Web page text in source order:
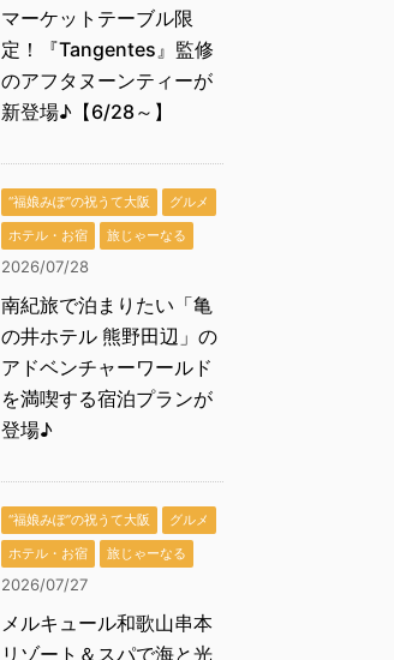
マーケットテーブル限
定！『Tangentes』監修
のアフタヌーンティーが
新登場♪【6/28～】
“福娘みぽ”の祝うて大阪
グルメ
ホテル・お宿
旅じゃーなる
2026/07/28
南紀旅で泊まりたい「亀
の井ホテル 熊野田辺」の
アドベンチャーワールド
を満喫する宿泊プランが
登場♪
“福娘みぽ”の祝うて大阪
グルメ
ホテル・お宿
旅じゃーなる
2026/07/27
メルキュール和歌山串本
リゾート＆スパで海と光